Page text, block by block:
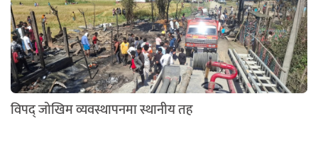
विपद् जोखिम व्यवस्थापनमा स्थानीय तह